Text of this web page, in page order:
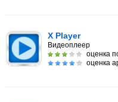
X Player
Видеоплеер
оценка
оценка